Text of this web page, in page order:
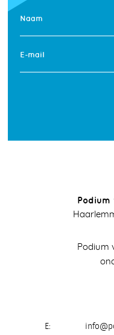
Naam
E-mail
Podium
E